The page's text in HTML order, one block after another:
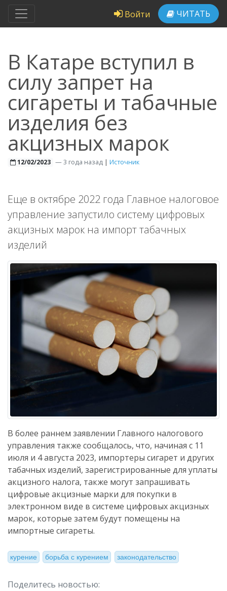
Войти ЧИТАТЬ
В Катаре вступил в
силу запрет на
сигареты и табачные
изделия без
акцизных марок
12/02/2023 —3 года назад | Источник
Еще в октябре 2022 года Главное налоговое
управление запустило систему цифровых
акцизных марок на импорт табачных
изделий
В более раннем заявлении Главного налогового
управления также сообщалось, что, начиная с 11
июля и 4 августа 2023, импортеры сигарет и других
табачных изделий, зарегистрированные для уплаты
акцизного налога, также могут запрашивать
цифровые акцизные марки для покупки в
электронном виде в системе цифровых акцизных
марок, которые затем будут помещены на
импортные сигареты.
курение борьба с курением законодательство
Поделитесь новостью: